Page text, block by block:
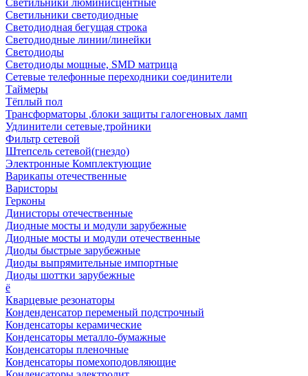
Светильники люминисцентные
Светильники светодиодные
Светодиодная бегущая строка
Светодиодные линии/линейки
Светодиоды
Светодиоды мощные, SMD матрица
Сетевые телефонные переходники соединители
Таймеры
Тёплый пол
Трансформаторы ,блоки защиты галогеновых ламп
Удлинители сетевые,тройники
Фильтр сетевой
Штепсель сетевой(гнездо)
Электронные Комплектующие
Варикапы отечественные
Варисторы
Герконы
Динисторы отечественные
Диодные мосты и модули зарубежные
Диодные мосты и модули отечественные
Диоды быстрые зарубежные
Диоды выпрямительные импортные
Диоды шоттки зарубежные
ё
Кварцевые резонаторы
Конденденсатор переменый подстрочный
Конденсаторы керамические
Конденсаторы металло-бумажные
Конденсаторы пленочные
Конденсаторы помехоподовляющие